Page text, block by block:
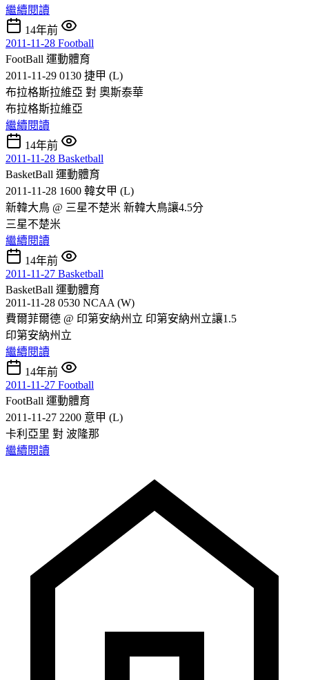
繼續閱讀
14年前
2011-11-28 Football
FootBall 運動體育
2011-11-29 0130 捷甲 (L)
布拉格斯拉維亞 對 奧斯泰華
布拉格斯拉維亞
繼續閱讀
14年前
2011-11-28 Basketball
BasketBall 運動體育
2011-11-28 1600 韓女甲 (L)
新韓大鳥 @ 三星不楚米 新韓大鳥讓4.5分
三星不楚米
繼續閱讀
14年前
2011-11-27 Basketball
BasketBall 運動體育
2011-11-28 0530 NCAA (W)
費爾菲爾德 @ 印第安納州立 印第安納州立讓1.5
印第安納州立
繼續閱讀
14年前
2011-11-27 Football
FootBall 運動體育
2011-11-27 2200 意甲 (L)
卡利亞里 對 波隆那
繼續閱讀